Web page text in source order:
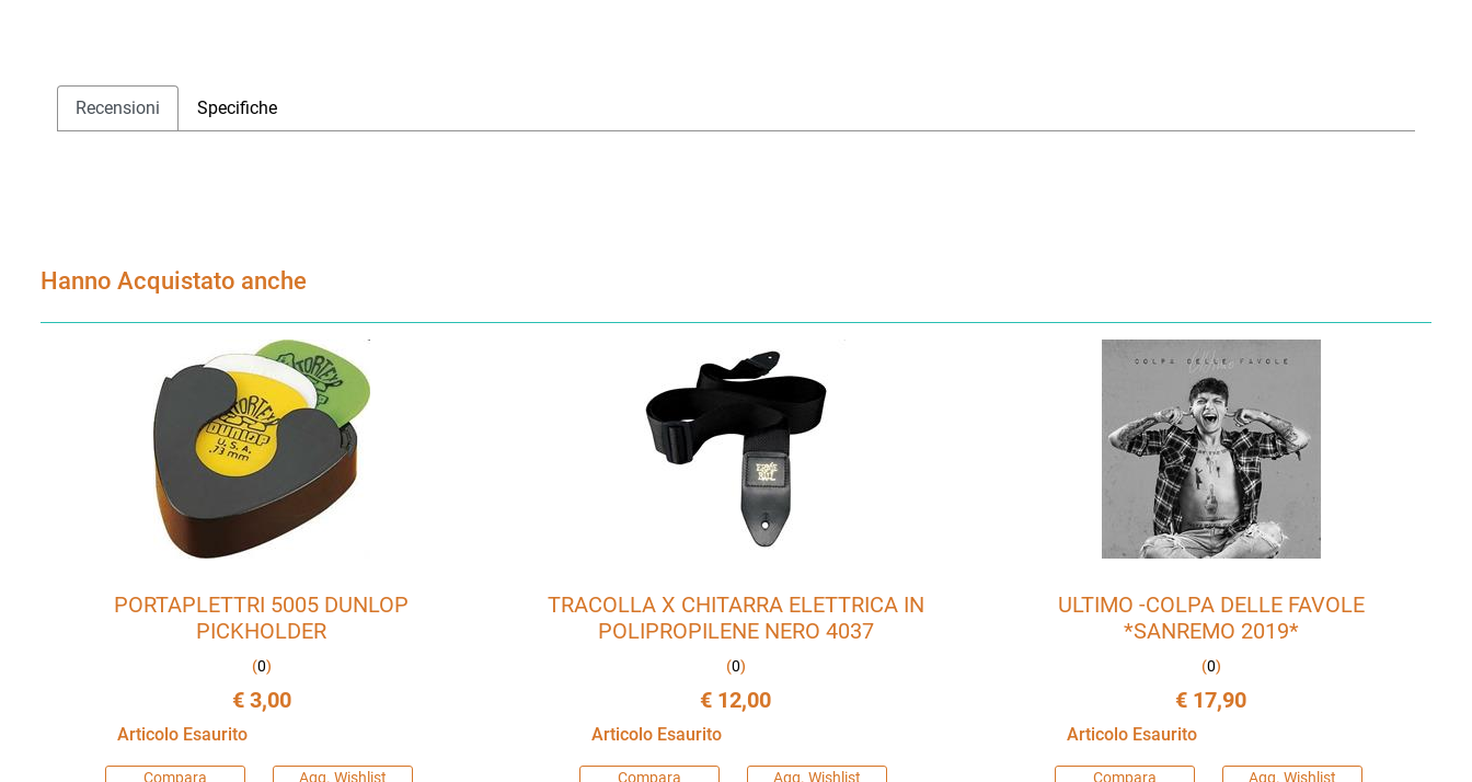
Recensioni Specifiche
Hanno Acquistato anche
PORTAPLETTRI 5005 DUNLOP
PICKHOLDER
(0)
€ 3,00
Articolo Esaurito
Compara Agg. Wishlist
TRACOLLA X CHITARRA ELETTRICA IN
POLIPROPILENE NERO 4037
(0)
€ 12,00
Articolo Esaurito
Compara Agg. Wishlist
ULTIMO -COLPA DELLE FAVOLE
*SANREMO 2019*
(0)
€ 17,90
Articolo Esaurito
Compara Agg. Wishlist